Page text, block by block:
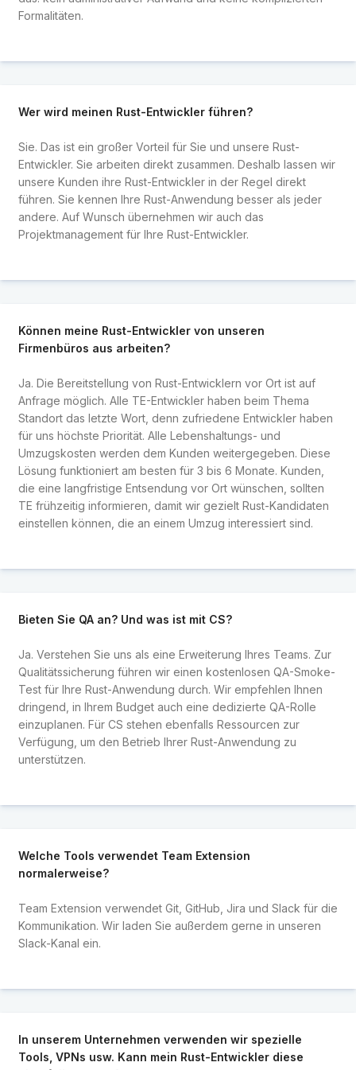
Formalitäten.
Wer wird meinen Rust-Entwickler führen?
Sie. Das ist ein großer Vorteil für Sie und unsere Rust-
Entwickler. Sie arbeiten direkt zusammen. Deshalb lassen wir
unsere Kunden ihre Rust-Entwickler in der Regel direkt
führen. Sie kennen Ihre Rust-Anwendung besser als jeder
andere. Auf Wunsch übernehmen wir auch das
Projektmanagement für Ihre Rust-Entwickler.
Können meine Rust-Entwickler von unseren
Firmenbüros aus arbeiten?
Ja. Die Bereitstellung von Rust-Entwicklern vor Ort ist auf
Anfrage möglich. Alle TE-Entwickler haben beim Thema
Standort das letzte Wort, denn zufriedene Entwickler haben
für uns höchste Priorität. Alle Lebenshaltungs- und
Umzugskosten werden dem Kunden weitergegeben. Diese
Lösung funktioniert am besten für 3 bis 6 Monate. Kunden,
die eine langfristige Entsendung vor Ort wünschen, sollten
TE frühzeitig informieren, damit wir gezielt Rust-Kandidaten
einstellen können, die an einem Umzug interessiert sind.
Bieten Sie QA an? Und was ist mit CS?
Ja. Verstehen Sie uns als eine Erweiterung Ihres Teams. Zur
Qualitätssicherung führen wir einen kostenlosen QA-Smoke-
Test für Ihre Rust-Anwendung durch. Wir empfehlen Ihnen
dringend, in Ihrem Budget auch eine dedizierte QA-Rolle
einzuplanen. Für CS stehen ebenfalls Ressourcen zur
Verfügung, um den Betrieb Ihrer Rust-Anwendung zu
unterstützen.
Welche Tools verwendet Team Extension
normalerweise?
Team Extension verwendet Git, GitHub, Jira und Slack für die
Kommunikation. Wir laden Sie außerdem gerne in unseren
Slack-Kanal ein.
In unserem Unternehmen verwenden wir spezielle
Tools, VPNs usw. Kann mein Rust-Entwickler diese